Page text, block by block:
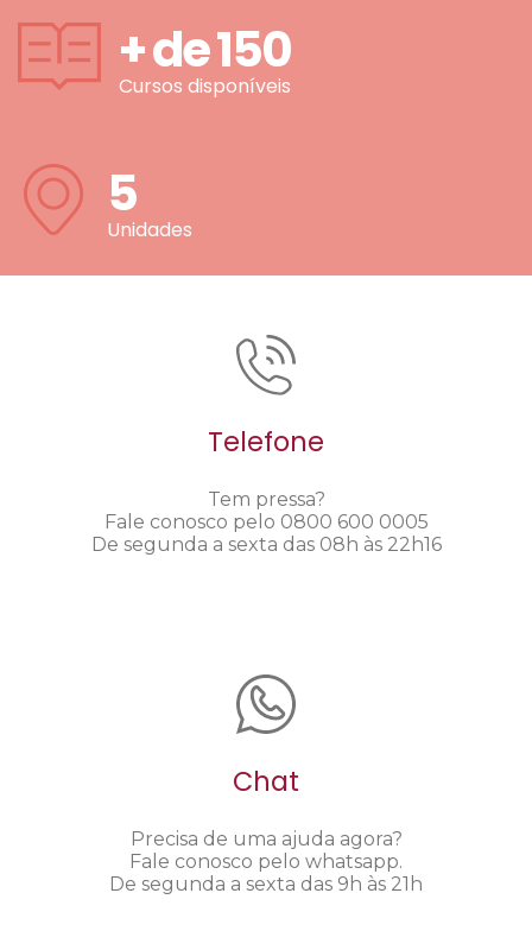
+ de150
Cursos disponíveis
5
Unidades
Telefone
Tem pressa?
Fale conosco pelo 0800 600 0005
De segunda a sexta das 08h às 22h16
Chat
Precisa de uma ajuda agora?
Fale conosco pelo whatsapp.
De segunda a sexta das 9h às 21h